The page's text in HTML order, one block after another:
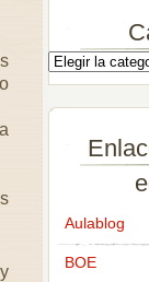
Aulablog
BOE